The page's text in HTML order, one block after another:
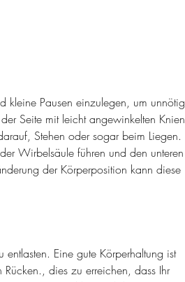
Seite mit leicht angewinkelten Knien
Stehen oder sogar beim Liegen.
Wirbelsäule führen und den unteren
der Körperposition kann diese
Eine gute Körperhaltung ist
Rücken., dies zu erreichen, dass Ihr